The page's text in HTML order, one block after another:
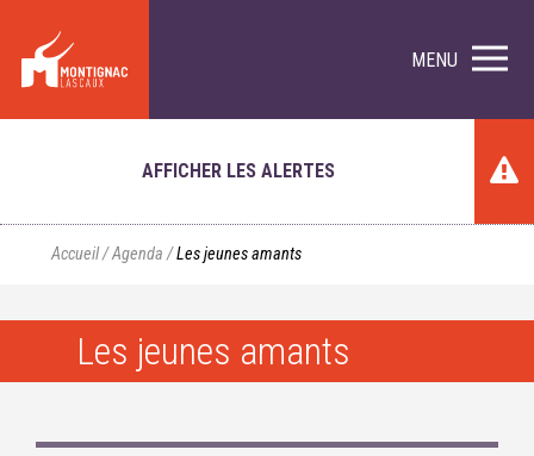
MENU
AFFICHER LES ALERTES
Accueil/Agenda /Les jeunes amants
Les jeunes amants